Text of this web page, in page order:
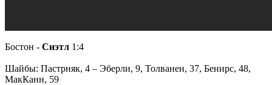
Бостон - Сиэтл 1:4
Шайбы: Пастрняк, 4 – Эберли, 9, Толванен, 37, Бенирс, 48,
МакКанн, 59